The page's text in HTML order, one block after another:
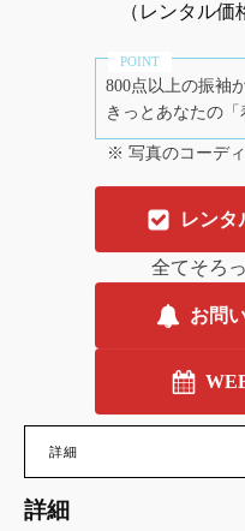
（レンタル価
800点以上の振袖
きっとあなたの
※ 写真のコーデ
レンタ
全てそろ
お問
詳細
詳細